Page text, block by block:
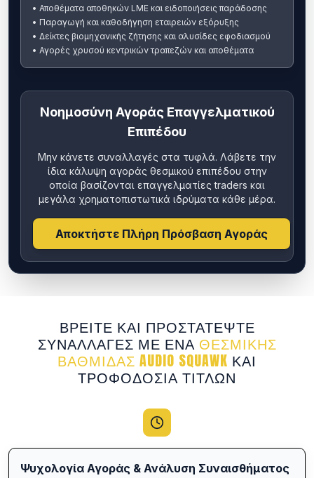
• Αποθέματα αποθηκών LME και ειδοποιήσεις παράδοσης
• Παραγωγή και καθοδήγηση εταιρειών εξόρυξης
• Δείκτες βιομηχανικής ζήτησης και αλυσίδες εφοδιασμού
• Αγορές χρυσού κεντρικών τραπεζών και αποθέματα
Νοημοσύνη Αγοράς Επαγγελματικού
Επιπέδου
Μην κάνετε συναλλαγές στα τυφλά. Λάβετε την
ίδια κάλυψη αγοράς θεσμικού επιπέδου στην
οποία βασίζονται επαγγελματίες traders και
μεγάλα χρηματοπιστωτικά ιδρύματα κάθε μέρα.
Αποκτήστε Πλήρη Πρόσβαση Αγοράς
ΒΡΕΊΤΕ ΚΑΙ ΠΡΟΣΤΑΤΈΨΤΕ
ΣΥΝΑΛΛΑΓΈΣ ΜΕ ΈΝΑ ΘΕΣΜΙΚΉΣ
ΒΑΘΜΊΔΑΣ AUDIO SQUAWK ΚΑΙ
ΤΡΟΦΟΔΟΣΊΑ ΤΊΤΛΩΝ
Ψυχολογία Αγοράς & Ανάλυση Συναισθήματος